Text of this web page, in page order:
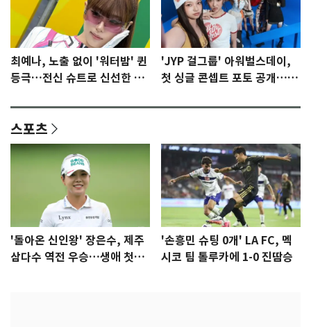
최예나, 노출 없이 '워터밤' 퀸
등극…전신 슈트로 신선한 충
'JYP 걸그룹' 아워벌스데이,
첫 싱글 콘셉트 포토 공개…청
스포츠
'돌아온 신인왕' 장은수, 제주
삼다수 역전 우승…생애 첫승
'손흥민 슈팅 0개' LA FC, 멕
시코 팀 톨루카에 1-0 진땀승